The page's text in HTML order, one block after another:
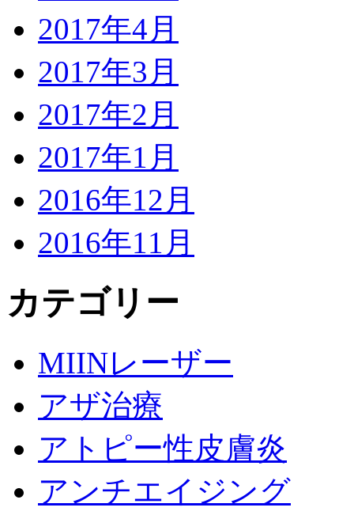
2017年4月
2017年3月
2017年2月
2017年1月
2016年12月
2016年11月
カテゴリー
MIINレーザー
アザ治療
アトピー性皮膚炎
アンチエイジング